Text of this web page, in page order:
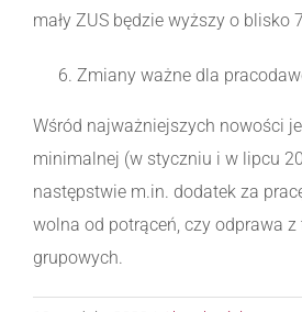
mały ZUS będzie wyższy o blisko
Zmiany ważne dla
Wśród najważniejszych nowości
minimalnej (w styczniu i w lipcu
następstwie m.in. dodatek za
wolna od potrąceń, czy odprawa z
grupowych.